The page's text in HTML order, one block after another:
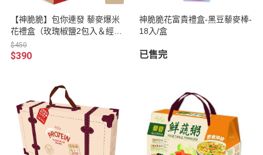
【神脆脆】包你連發 藜麥爆米
花禮盒（玫瑰椒鹽2包入＆經典
焦糖1包入）
$450
$390
神脆脆花富貴禮盒-黑豆藜麥棒-
18入/盒
已售完